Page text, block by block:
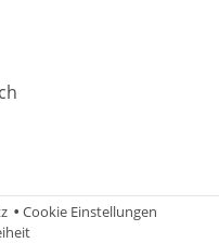
Cookie Einstellungen